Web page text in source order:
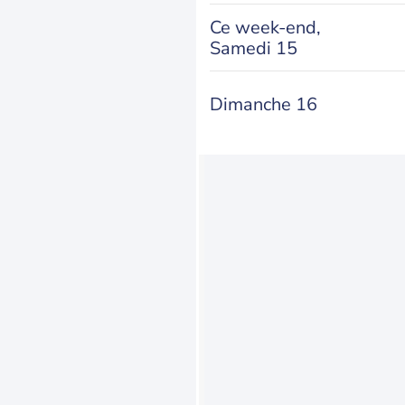
Ce week-end,
Samedi 15
Dimanche 16